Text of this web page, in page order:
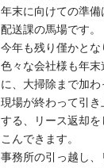
年末に向けての準
配送課の馬場です。
今年も残り僅かとな
色々な会社様も年
に、大掃除まで加わ
現場が終わって引
する、リース返却
こんできます。
事務所の引っ越し